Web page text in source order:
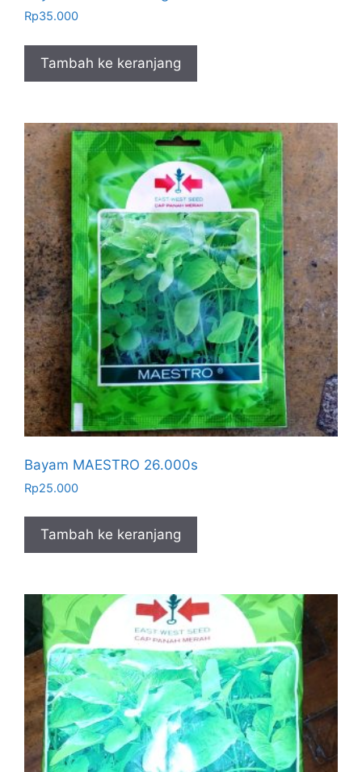
Rp35.000
Tambah ke keranjang
Bayam MAESTRO 26.000s
Rp25.000
Tambah ke keranjang